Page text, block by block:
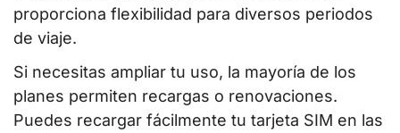
proporciona flexibilidad para diversos periodos
de viaje.
Si necesitas ampliar tu uso, la mayoría de los
planes permiten recargas o renovaciones.
Puedes recargar fácilmente tu tarjeta SIM en las